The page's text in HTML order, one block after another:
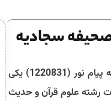
صحیفه سجادیه
پیام نور (1220831) یکی
رشته علوم قرآن و حدیث